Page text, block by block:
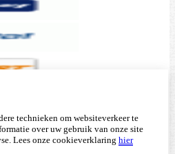
technieken om websiteverkeer te
over uw gebruik van onze site
Lees onze cookieverklaring hier